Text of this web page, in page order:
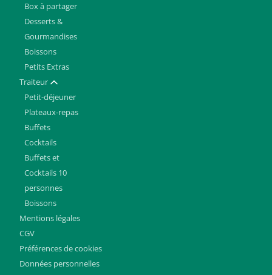
Nous
contacter
Mentions
légales
Préférences
cookies
Données
personnelles
Box à partager
Desserts &
Gourmandises
Boissons
Petits Extras
Traiteur Afficher / masquer
Petit-déjeuner
Plateaux-repas
Buffets
Cocktails
Buffets et
Cocktails 10
personnes
Boissons
Mentions légales
CGV
Préférences de cookies
Données personnelles